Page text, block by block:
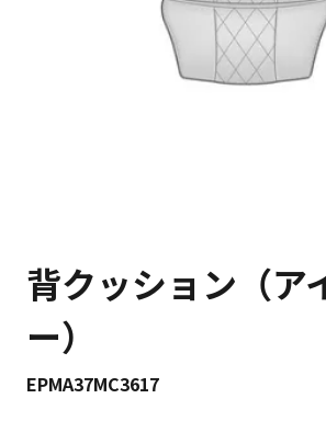
背クッション（ア
ー）
EPMA37MC3617